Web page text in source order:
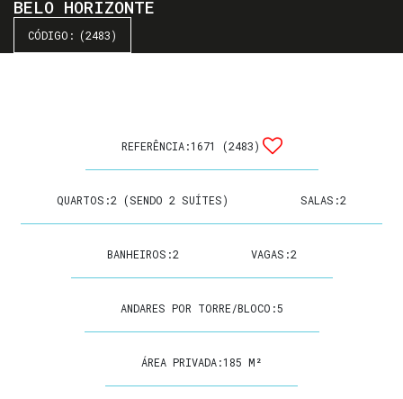
BELO HORIZONTE
(2483)
REFERÊNCIA:1671 (2483)
QUARTOS:2 (SENDO 2 SUÍTES) SALAS:2
BANHEIROS:2 VAGAS:2
ANDARES POR TORRE/BLOCO:5
ÁREA PRIVADA:185 M²